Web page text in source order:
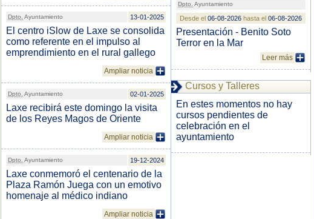
Dpto. Ayuntamiento 13-01-2025
El centro iSlow de Laxe se consolida
como referente en el impulso al
emprendimiento en el rural gallego
Ampliar noticia
Dpto. Ayuntamiento 02-01-2025
Laxe recibirá este domingo la visita
de los Reyes Magos de Oriente
Ampliar noticia
Dpto. Ayuntamiento 19-12-2024
Laxe conmemoró el centenario de la
Plaza Ramón Juega con un emotivo
homenaje al médico indiano
Ampliar noticia
Dpto. Ayuntamiento
Desde el 06-08-2026 hasta el 06-08-2026
Presentación - Benito Soto
Terror en la Mar
Leer más
Cursos y Talleres
En estes momentos no hay
cursos pendientes de
celebración en el
ayuntamiento